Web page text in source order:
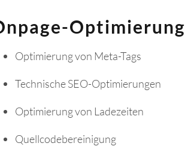
Optimierung
Optimierung von Meta-Tags
Technische SEO-Optimierungen
Optimierung von Ladezeiten
Quellcodebereinigung